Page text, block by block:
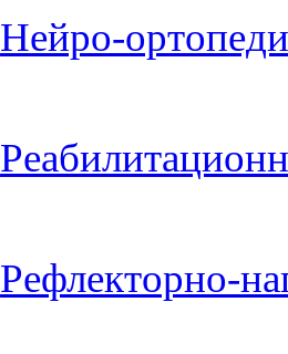
Нейро-
Рефлекторно-